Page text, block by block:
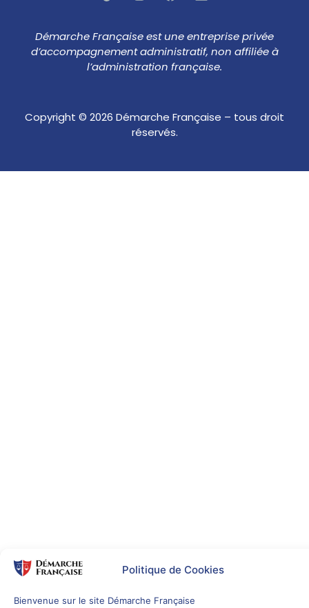
Politique de Cookies
Bienvenue sur le site Démarche Française
Démarche Française est une entreprise privée
d’accompagnement administratif, non affiliée à
l’administration française.
Copyright © 2026 Démarche Française – tous droit
réservés.